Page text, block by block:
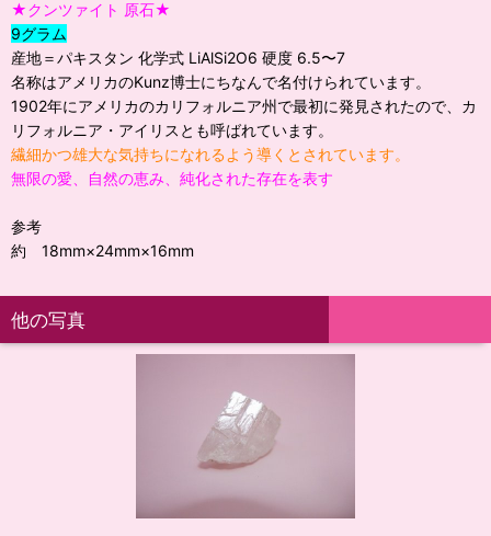
★クンツァイト 原石★
9グラム
産地＝パキスタン 化学式 LiAlSi2O6 硬度 6.5〜7
名称はアメリカのKunz博士にちなんで名付けられています。
1902年にアメリカのカリフォルニア州で最初に発見されたので、カ
リフォルニア・アイリスとも呼ばれています。
繊細かつ雄大な気持ちになれるよう導くとされています。
無限の愛、自然の恵み、純化された存在を表す
参考
約 18mm×24mm×16mm
他の写真